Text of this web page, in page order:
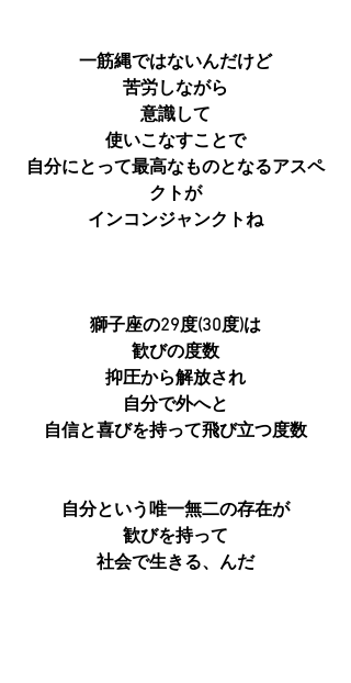
一筋縄ではないんだけど
苦労しながら
意識して
使いこなすことで
自分にとって最高なものとなるアスペ
クトが
インコンジャンクトね
獅子座の29度(30度)は
歓びの度数
抑圧から解放され
自分で外へと
自信と喜びを持って飛び立つ度数
自分という唯一無二の存在が
歓びを持って
社会で生きる、んだ